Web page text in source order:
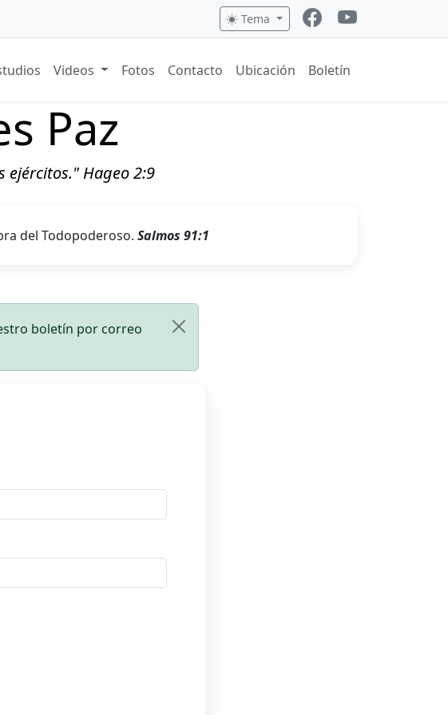
Tema
Videos Fotos Contacto Ubicación Boletín
Paz
ejércitos." Hageo 2:9
del Todopoderoso. Salmos 91:1
boletín por correo